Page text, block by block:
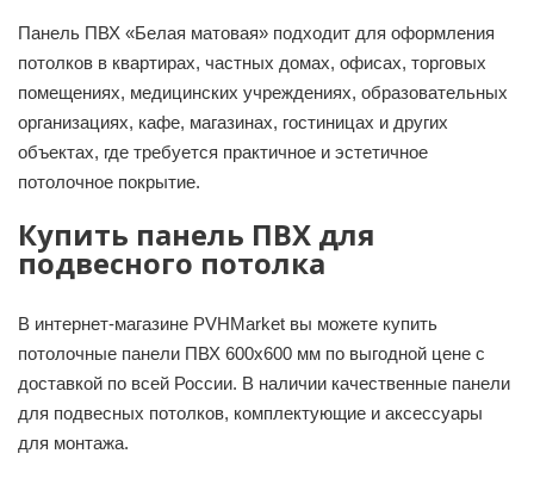
Панель ПВХ «Белая матовая» подходит для оформления
потолков в квартирах, частных домах, офисах, торговых
помещениях, медицинских учреждениях, образовательных
организациях, кафе, магазинах, гостиницах и других
объектах, где требуется практичное и эстетичное
потолочное покрытие.
Купить панель ПВХ для
подвесного потолка
В интернет-магазине PVHMarket вы можете купить
потолочные панели ПВХ 600х600 мм по выгодной цене с
доставкой по всей России. В наличии качественные панели
для подвесных потолков, комплектующие и аксессуары
для монтажа.